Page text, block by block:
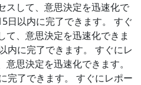
スして、意思決定を迅速化で
日以内に完了できます。
すぐ
て、意思決定を迅速化できま
に完了できます。
すぐにレ
思決定を迅速化できます。
完了できます。
すぐにレポー